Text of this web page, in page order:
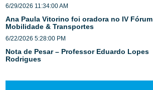
6/29/2026 11:34:00 AM
Ana Paula Vitorino foi oradora no IV Fórum
Mobilidade & Transportes
6/22/2026 5:28:00 PM
Nota de Pesar – Professor Eduardo Lopes
Rodrigues